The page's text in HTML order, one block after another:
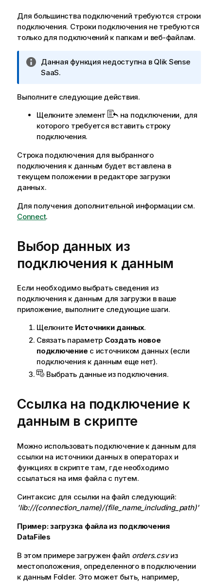
ц
и
и
и
н
ф
м
а
и
и
Для большинства подключений требуются строки
подключения. Строки подключения не требуются
только для подключений к папкам и веб-файлам.
П
р
м
ч
а
н
е
к
и
н
р
а
и
Данная функция недоступна в Qlik Sense
SaaS.
Выполните следующие действия.
Щелкните элемент
на подключении, для
которого требуется вставить строку
подключения.
Строка подключения для выбранного
подключения к данным будет вставлена в
текущем положении в редакторе загрузки
данных.
Для получения дополнительной информации см.
Connect.
Выбор данных из
подключения к данным
Если необходимо выбрать сведения из
подключения к данным для загрузки в ваше
приложение, выполните следующие шаги.
Щелкните Источники данных.
Связать параметр Создать новое
подключение с источником данных (если
подключения к данным еще нет).
Выбрать данные из подключения.
Ссылка на подключение к
данным в скрипте
Можно использовать подключение к данным для
ссылки на источники данных в операторах и
функциях в скрипте там, где необходимо
ссылаться на имя файла с путем.
Синтаксис для ссылки на файл следующий:
'lib://(connection_name)/(file_name_including_path)'
Пример: загрузка файла из подключения
DataFiles
В этом примере загружен файл orders.csvиз
местоположения, определенного в подключении
к данным Folder. Это может быть, например,